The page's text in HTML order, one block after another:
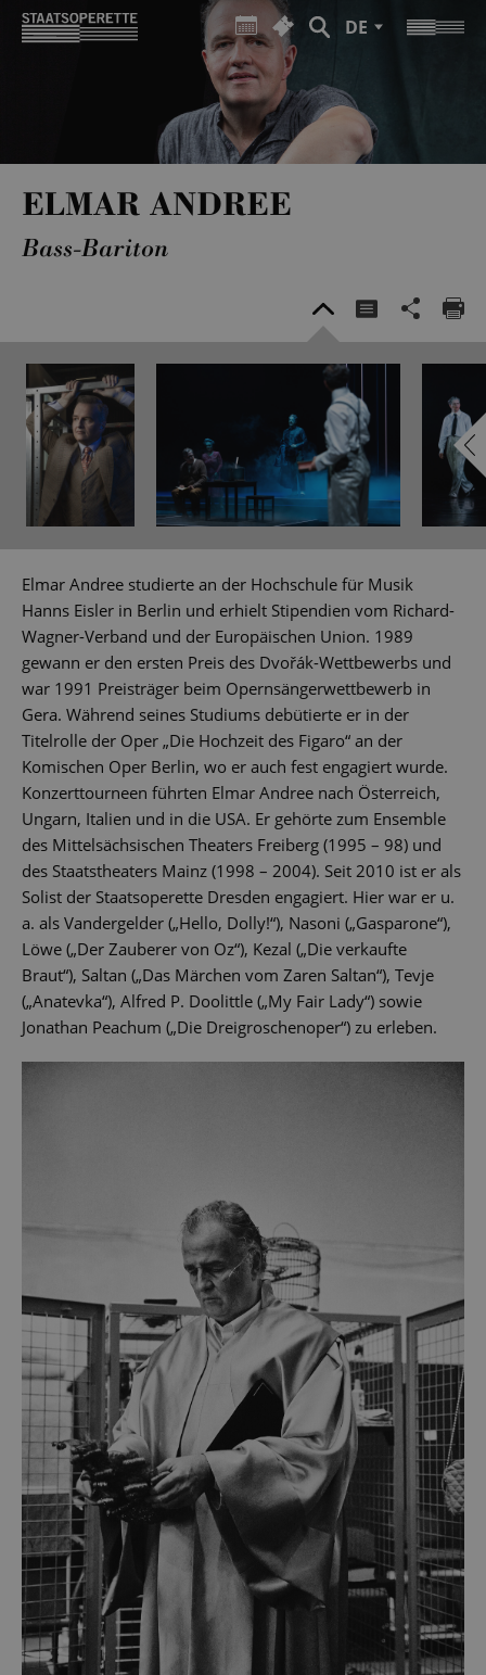
DE
ELMAR ANDREE
Bass-Bariton
Elmar Andree studierte an der Hochschule für Musik
Hanns Eisler in Berlin und erhielt Stipendien vom Richard-
Wagner-Verband und der Europäischen Union. 1989
gewann er den ersten Preis des Dvořák-Wettbewerbs und
war 1991 Preisträger beim Opernsängerwettbewerb in
Gera. Während seines Studiums debütierte er in der
Titelrolle der Oper „Die Hochzeit des Figaro“ an der
Komischen Oper Berlin, wo er auch fest engagiert wurde.
Konzerttourneen führten Elmar Andree nach Österreich,
Ungarn, Italien und in die USA. Er gehörte zum Ensemble
des Mittelsächsischen Theaters Freiberg (1995 – 98) und
des Staatstheaters Mainz (1998 – 2004). Seit 2010 ist er als
Solist der Staatsoperette Dresden engagiert. Hier war er u.
a. als Vandergelder („Hello, Dolly!“), Nasoni („Gasparone“),
Löwe („Der Zauberer von Oz“), Kezal („Die verkaufte
Braut“), Saltan („Das Märchen vom Zaren Saltan“), Tevje
(„Anatevka“), Alfred P. Doolittle („My Fair Lady“) sowie
Jonathan Peachum („Die Dreigroschenoper“) zu erleben.